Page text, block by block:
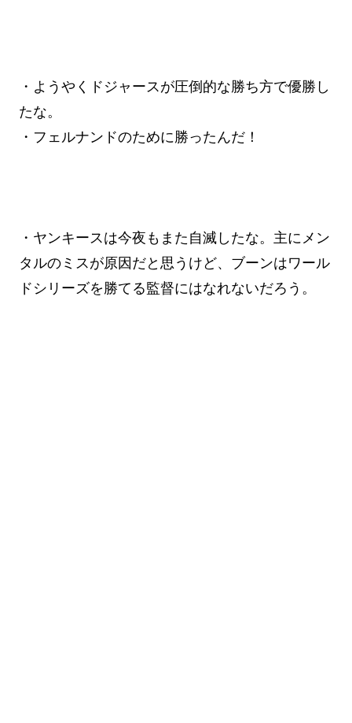
・ようやくドジャースが圧倒的な勝ち方で優勝し
たな。
・フェルナンドのために勝ったんだ！
・ヤンキースは今夜もまた自滅したな。主にメン
タルのミスが原因だと思うけど、ブーンはワール
ドシリーズを勝てる監督にはなれないだろう。